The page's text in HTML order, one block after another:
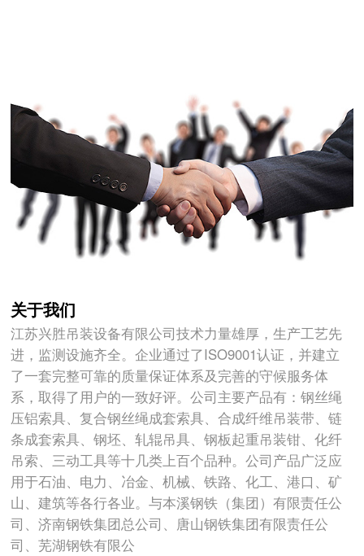
关于我们
江苏兴胜吊装设备有限公司技术力量雄厚，生产工艺先
进，监测设施齐全。企业通过了ISO9001认证，并建立
了一套完整可靠的质量保证体系及完善的守候服务体
系，取得了用户的一致好评。公司主要产品有：钢丝绳
压铝索具、复合钢丝绳成套索具、合成纤维吊装带、链
条成套索具、钢坯、轧辊吊具、钢板起重吊装钳、化纤
吊索、三动工具等十几类上百个品种。公司产品广泛应
用于石油、电力、冶金、机械、铁路、化工、港口、矿
山、建筑等各行各业。与本溪钢铁（集团）有限责任公
司、济南钢铁集团总公司、唐山钢铁集团有限责任公
司、芜湖钢铁有限公